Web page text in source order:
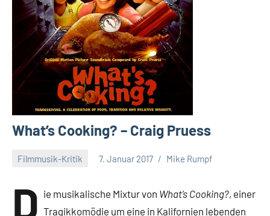
What’s Cooking? – Craig Pruess
Filmmusik-Kritik 7. Januar 2017 Mike Rumpf
D ie musikalische Mixtur von What’s Cooking?, einer
Tragikkomödie um eine in Kalifornien lebenden